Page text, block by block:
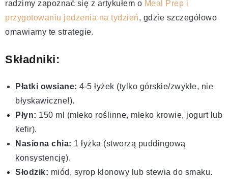
radzimy zapoznać się z artykułem o Meal Prep i
przygotowaniu jedzenia na tydzień, gdzie szczegółowo
omawiamy te strategie.
Składniki:
Płatki owsiane: 4-5 łyżek (tylko górskie/zwykłe, nie
błyskawiczne!).
Płyn: 150 ml (mleko roślinne, mleko krowie, jogurt lub
kefir).
Nasiona chia: 1 łyżka (stworzą puddingową
konsystencję).
Słodzik: miód, syrop klonowy lub stewia do smaku.